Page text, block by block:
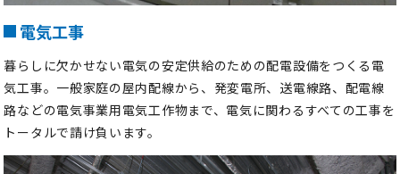
電気工事
暮らしに欠かせない電気の安定供給のための配電設備をつくる電
気工事。一般家庭の屋内配線から、発変電所、送電線路、配電線
路などの電気事業用電気工作物まで、電気に関わるすべての工事を
トータルで請け負います。